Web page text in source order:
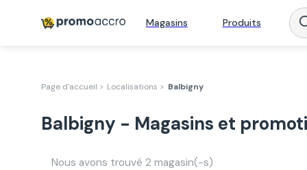
Magasins Produits
Page d'accueil > Localisations > Balbigny
Balbigny - Magasins et
Nous avons trouvé 2 magasin(-s)